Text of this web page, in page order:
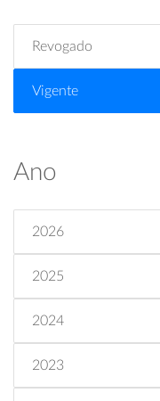
Revogado
Vigente
Ano
2026
2025
2024
2023